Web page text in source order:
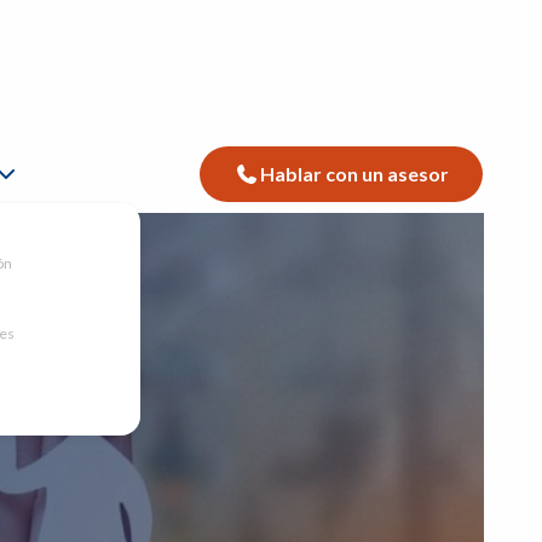
Hablar con un asesor